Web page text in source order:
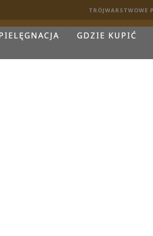
GDZIE KUPIĆ
TRÓJWARSTWOWE